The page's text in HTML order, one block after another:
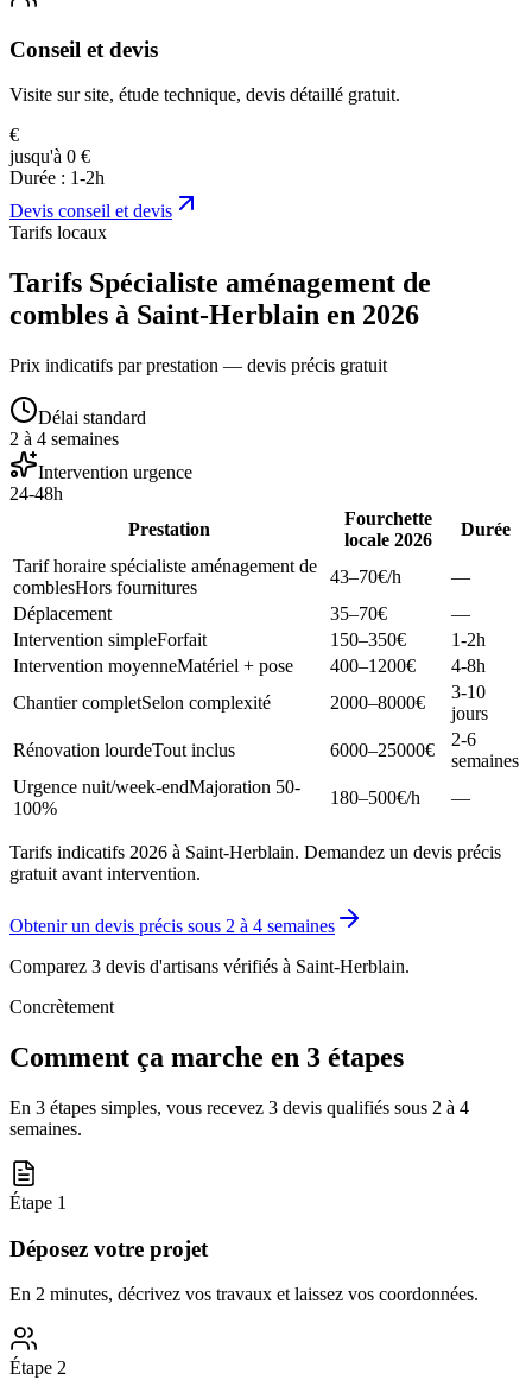
Conseil et devis
Visite sur site, étude technique, devis détaillé gratuit.
€
jusqu'à 0 €
Durée : 1-2h
Devis conseil et devis
Tarifs locaux
Tarifs Spécialiste aménagement de
combles à Saint-Herblain en 2026
Prix indicatifs par prestation — devis précis gratuit
Délai standard
2 à 4 semaines
Intervention urgence
24-48h
Prestation
Fourchette
locale 2026
Durée
Tarif horaire spécialiste aménagement de
comblesHors fournitures
43–70€/h
—
Déplacement
35–70€
—
Intervention simpleForfait 150–350€
1-2h
Intervention moyenneMatériel + pose 400–1200€
4-8h
Chantier completSelon complexité 2000–8000€
3-10
jours
Rénovation lourdeTout inclus 6000–25000€
2-6
semaines
Urgence nuit/week-endMajoration 50-
100%
180–500€/h —
Tarifs indicatifs 2026 à Saint-Herblain. Demandez un devis précis
gratuit avant intervention.
Obtenir un devis précis sous 2 à 4 semaines
Comparez 3 devis d'artisans vérifiés à Saint-Herblain.
Concrètement
Comment ça marche en 3 étapes
En 3 étapes simples, vous recevez 3 devis qualifiés sous 2 à 4
semaines.
Étape 1
Déposez votre projet
En 2 minutes, décrivez vos travaux et laissez vos coordonnées.
Étape 2